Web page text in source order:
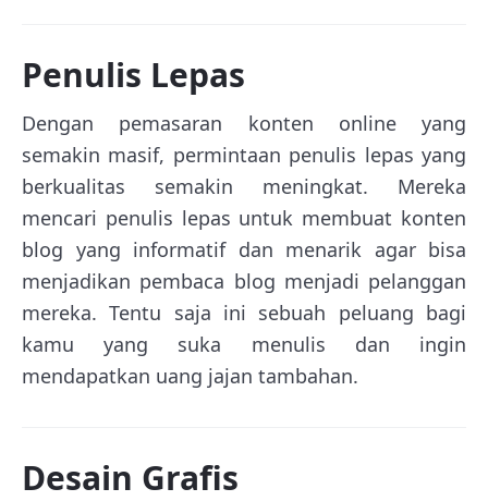
Penulis Lepas
Dengan pemasaran konten online yang
semakin masif, permintaan penulis lepas yang
berkualitas semakin meningkat. Mereka
mencari penulis lepas untuk membuat konten
blog yang informatif dan menarik agar bisa
menjadikan pembaca blog menjadi pelanggan
mereka. Tentu saja ini sebuah peluang bagi
kamu yang suka menulis dan ingin
mendapatkan uang jajan tambahan.
Desain Grafis